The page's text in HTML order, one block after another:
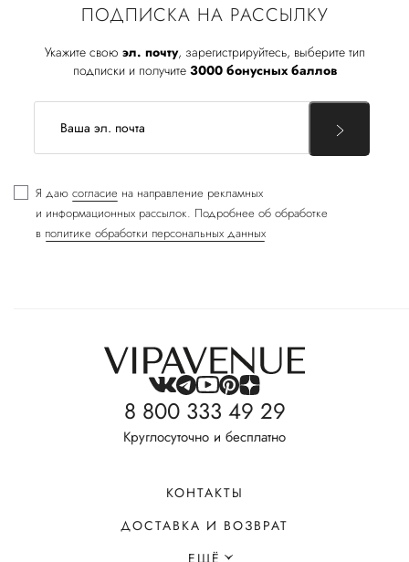
ПОДПИСКА НА РАССЫЛКУ
Укажите свою эл. почту, зарегистрируйтесь, выберите тип
подписки и получите 3000 бонусных баллов
Я даю согласие на направление рекламных
и информационных рассылок. Подробнее об обработке
в политике обработки персональных данных
8 800 333 49 29
Круглосуточно и бесплатно
КОНТАКТЫ
ДОСТАВКА И ВОЗВРАТ
ЕЩЁ